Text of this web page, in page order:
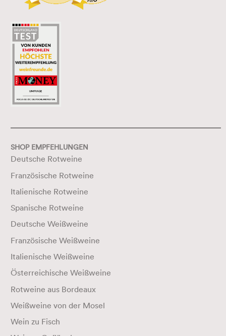
SHOP EMPFEHLUNGEN
Deutsche Rotweine
Französische Rotweine
Italienische Rotweine
Spanische Rotweine
Deutsche Weißweine
Französische Weißweine
Italienische Weißweine
Österreichische Weißweine
Rotweine aus Bordeaux
Weißweine von der Mosel
Wein zu Fisch